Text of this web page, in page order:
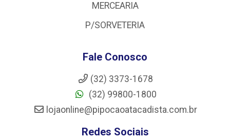
MERCEARIA
P/SORVETERIA
Fale Conosco
(32) 3373-1678
(32) 99800-1800
lojaonline@pipocaoatacadista.com.br
Redes Sociais